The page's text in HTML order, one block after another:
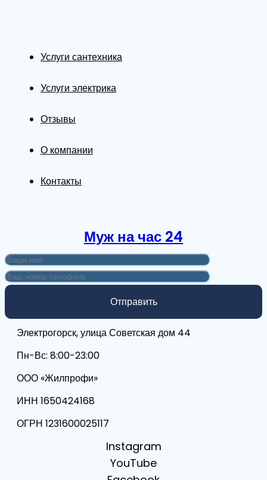
Услуги сантехника
Услуги электрика
Отзывы
О компании
Контакты
Муж на час 24
Электрогорск, улица Советская дом 44
Пн-Вс: 8:00-23:00
ООО «Жилпрофи»
ИНН 1650424168
ОГРН 1231600025117
Instagram
YouTube